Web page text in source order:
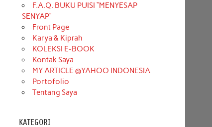
F.A.Q. BUKU PUISI “MENYESAP
SENYAP”
Front Page
Karya & Kiprah
KOLEKSI E-BOOK
Kontak Saya
MY ARTICLE @YAHOO INDONESIA
Portofolio
Tentang Saya
KATEGORI